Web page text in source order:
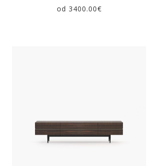
od 3400.00€